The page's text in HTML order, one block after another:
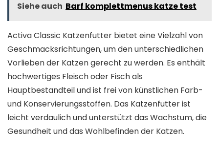
Siehe auch Barf komplettmenus katze test
Activa Classic Katzenfutter bietet eine Vielzahl von
Geschmacksrichtungen, um den unterschiedlichen
Vorlieben der Katzen gerecht zu werden. Es enthält
hochwertiges Fleisch oder Fisch als
Hauptbestandteil und ist frei von künstlichen Farb-
und Konservierungsstoffen. Das Katzenfutter ist
leicht verdaulich und unterstützt das Wachstum, die
Gesundheit und das Wohlbefinden der Katzen.